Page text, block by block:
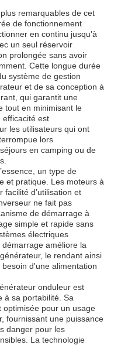
remarquables de cet
de fonctionnement
en continu jusqu'à
un seul réservoir
prolongée sans avoir
Cette longue durée
système de gestion
et de sa conception à
qui garantit une
tout en minimisant le
efficacité est
les utilisateurs qui ont
lors
en camping ou de
un type de
et pratique. Les moteurs à
d’utilisation et
ne fait pas
de démarrage à
simple et rapide sans
électriques
améliore la
le rendant ainsi
d'une alimentation
onduleur est
à sa portabilité. Sa
pour un usage
fournissant une puissance
danger pour les
La technologie